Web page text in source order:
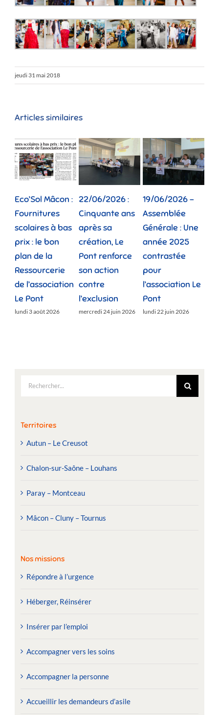
jeudi 31 mai 2018
Articles similaires
Eco’Sol Mâcon :
Fournitures
scolaires à bas
prix : le bon
plan de la
Ressourcerie
de l’association
Le Pont
lundi 3 août 2026
22/06/2026 :
Cinquante ans
après sa
création, Le
Pont renforce
son action
contre
l’exclusion
mercredi 24 juin 2026
19/06/2026 –
Assemblée
Générale : Une
année 2025
contrastée
pour
l’association Le
Pont
lundi 22 juin 2026
Rechercher:
Territoires
Autun – Le Creusot
Chalon-sur-Saône – Louhans
Paray – Montceau
Mâcon – Cluny – Tournus
Nos missions
Répondre à l’urgence
Héberger, Réinsérer
Insérer par l’emploi
Accompagner vers les soins
Accompagner la personne
Accueillir les demandeurs d’asile